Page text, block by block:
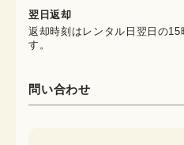
翌日返却
返却時刻はレンタル日翌日の
す。
問い合わせ